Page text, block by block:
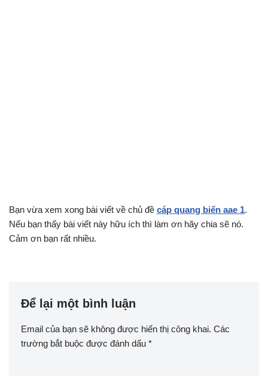
Bạn vừa xem xong bài viết về chủ đề cáp quang biển aae 1.
Nếu bạn thấy bài viết này hữu ích thì làm ơn hãy chia sẽ nó.
Cảm ơn bạn rất nhiều.
Để lại một bình luận
Email của bạn sẽ không được hiển thị công khai. Các
trường bắt buộc được đánh dấu *